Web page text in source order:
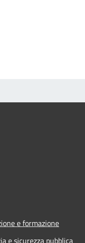
e formazione
e sicurezza pubblica